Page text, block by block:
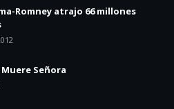
Romney atrajo 66 millones
Señora